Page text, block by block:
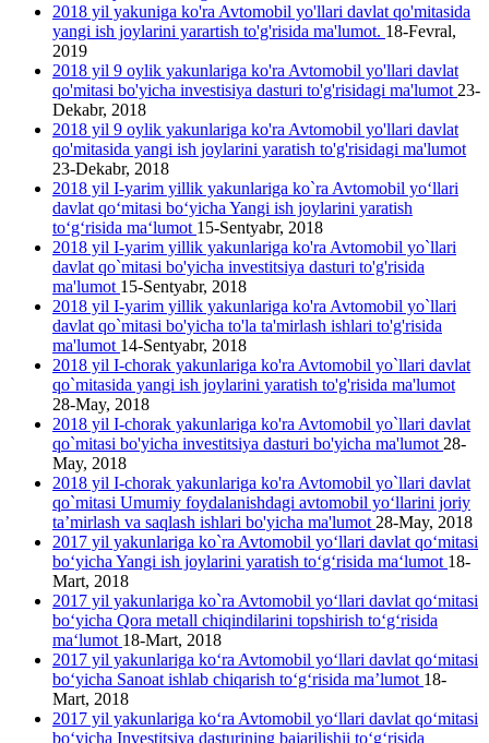
2018 yil yakuniga ko'ra Avtomobil yo'llari davlat qo'mitasida
yangi ish joylarini yarartish to'g'risida ma'lumot. 18-Fevral,
2019
2018 yil 9 oylik yakunlariga ko'ra Avtomobil yo'llari davlat
qo'mitasi bo'yicha investisiya dasturi to'g'risidagi ma'lumot 23-
Dekabr, 2018
2018 yil 9 oylik yakunlariga ko'ra Avtomobil yo'llari davlat
qo'mitasida yangi ish joylarini yаratish to'g'risidagi ma'lumot
23-Dekabr, 2018
2018 yil I-yarim yillik yakunlariga ko`ra Avtomobil yo‘llari
davlat qo‘mitasi bo‘yicha Yangi ish joylarini yaratish
to‘g‘risida ma‘lumot 15-Sentyabr, 2018
2018 yil I-yarim yillik yakunlariga ko'ra Avtomobil yo`llari
davlat qo`mitasi bo'yicha investitsiya dasturi to'g'risida
ma'lumot 15-Sentyabr, 2018
2018 yil I-yarim yillik yakunlariga ko'ra Avtomobil yo`llari
davlat qo`mitasi bo'yicha to'la ta'mirlash ishlari to'g'risida
ma'lumot 14-Sentyabr, 2018
2018 yil I-chorak yakunlariga ko'ra Avtomobil yo`llari davlat
qo`mitasida yangi ish joylarini yaratish to'g'risida ma'lumot
28-May, 2018
2018 yil I-chorak yakunlariga ko'ra Avtomobil yo`llari davlat
qo`mitasi bo'yicha investitsiya dasturi bo'yicha ma'lumot 28-
May, 2018
2018 yil I-chorak yakunlariga ko'ra Avtomobil yo`llari davlat
qo`mitasi Umumiy foydalanishdagi avtomobil yo‘llarini joriy
ta’mirlash va saqlash ishlari bo'yicha ma'lumot 28-May, 2018
2017 yil yakunlariga ko`ra Avtomobil yo‘llari davlat qo‘mitasi
bo‘yicha Yangi ish joylarini yaratish to‘g‘risida ma‘lumot 18-
Mart, 2018
2017 yil yakunlariga ko`ra Avtomobil yo‘llari davlat qo‘mitasi
bo‘yicha Qora metall chiqindilarini topshirish to‘g‘risida
ma‘lumot 18-Mart, 2018
2017 yil yakunlariga ko‘ra Avtomobil yo‘llari davlat qo‘mitasi
bo‘yicha Sanoat ishlab chiqarish to‘g‘risida ma’lumot 18-
Mart, 2018
2017 yil yakunlariga ko‘ra Avtomobil yo‘llari davlat qo‘mitasi
bo‘yicha Investitsiya dasturining bajarilishii to‘g‘risida